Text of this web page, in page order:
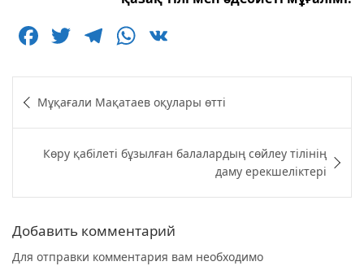
F
c
e
b
o
o
T
itt
er
T
e
g
ra
m
W
at
s
A
p
p
по Мұқағали Мақатаев оқулары өтті
Көру қабілеті бұзылған балалардың сөйлеу тілінің
даму ерекшеліктері
Добавить комментарий
Для отправки комментария вам необходимо